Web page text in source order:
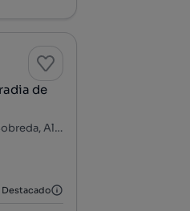
de
Praceta de Santo Ambrósio, Aroeira, Charneca de Caparica e Sobreda, Almada, Setúbal
Destacado